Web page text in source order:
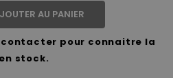
AU PANIER
contacter pour connaitre la
stock.